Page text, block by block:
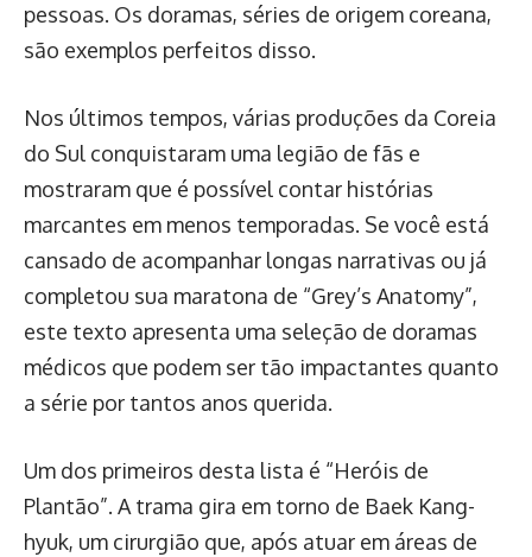
pessoas. Os doramas, séries de origem coreana,
são exemplos perfeitos disso.
Nos últimos tempos, várias produções da Coreia
do Sul conquistaram uma legião de fãs e
mostraram que é possível contar histórias
marcantes em menos temporadas. Se você está
cansado de acompanhar longas narrativas ou já
completou sua maratona de “Grey’s Anatomy”,
este texto apresenta uma seleção de doramas
médicos que podem ser tão impactantes quanto
a série por tantos anos querida.
Um dos primeiros desta lista é “Heróis de
Plantão”. A trama gira em torno de Baek Kang-
hyuk, um cirurgião que, após atuar em áreas de